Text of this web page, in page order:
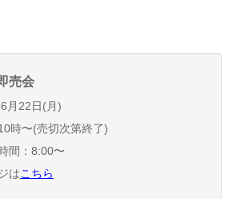
売会
月22日(月)
時〜(売切次第終了)
間：8:00〜
はこちら